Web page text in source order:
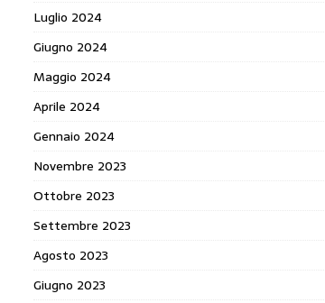
Luglio 2024
Giugno 2024
Maggio 2024
Aprile 2024
Gennaio 2024
Novembre 2023
Ottobre 2023
Settembre 2023
Agosto 2023
Giugno 2023